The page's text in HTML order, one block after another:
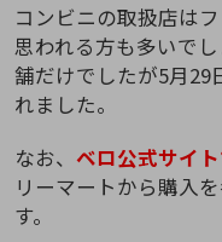
コンビニの取扱店は
思われる方も多いで
舗だけでしたが5月29
れました。
なお、 ベロ公式サイ
リーマートから購入
す。